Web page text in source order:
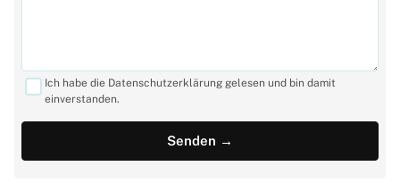
Ich habe die Datenschutzerklärung gelesen und bin damit
einverstanden.